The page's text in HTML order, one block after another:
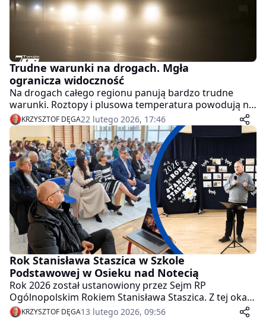
Trudne warunki na drogach. Mgła
ogranicza widoczność
Na drogach całego regionu panują bardzo trudne
warunki. Roztopy i plusowa temperatura powodują nie
tylko podtopienia dróg ale i mgły ograniczające
widoczność do kilkudziesięciu metrów.
KRZYSZTOF DĘGA22 lutego 2026, 17:46
Rok Stanisława Staszica w Szkole
Podstawowej w Osieku nad Notecią
Rok 2026 został ustanowiony przez Sejm RP
Ogólnopolskim Rokiem Stanisława Staszica. Z tej okazji
w Szkole Podstawowej w Osieku nad Notecią odbyło
się niezwykłe spotkanie.
KRZYSZTOF DĘGA13 lutego 2026, 09:56